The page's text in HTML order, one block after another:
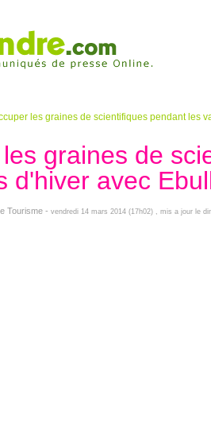
les graines de scientifiques pendant les
graines de
d'hiver avec
Tourisme - vendredi 14 mars 2014 (17h02) , mis a jour le